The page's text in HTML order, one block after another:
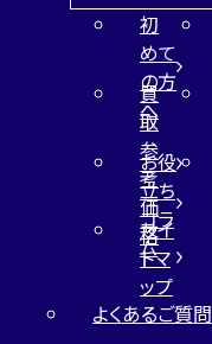
初
めて
の方
へ
買
取
参
考
価
格
お役
立ち
コラ
ム
サイ
トマ
ップ
よくあるご質問